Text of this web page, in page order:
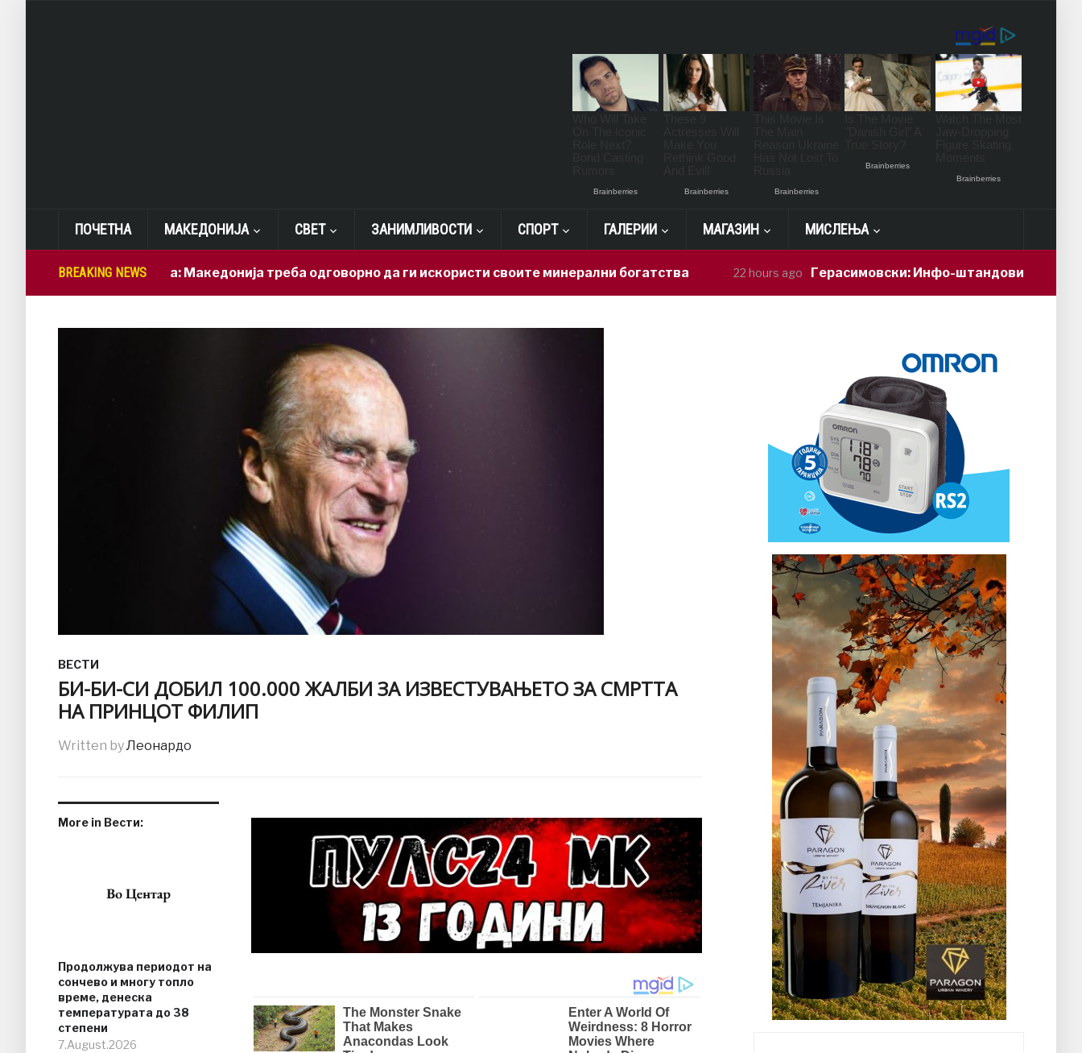
ПОЧЕТНА МАКЕДОНИЈА СВЕТ ЗАНИМЛИВОСТИ СПОРТ ГАЛЕРИИ МАГАЗИН МИСЛЕЊА
BREAKING NEWS
Лепиткова: Македонија треба одговорно да ги искористи своите минерални богатства 22 hours ago Герасимовски: Инфо-штандови и здравствени
ВЕСТИ
БИ-БИ-СИ ДОБИЛ 100.000 ЖАЛБИ ЗА ИЗВЕСТУВАЊЕТО ЗА СМРТТА
НА ПРИНЦОТ ФИЛИП
Written byЛеонардо
More in Вести:
Продолжува периодот на
сончево и многу топло
време, денеска
температурата до 38
степени
7.August.2026